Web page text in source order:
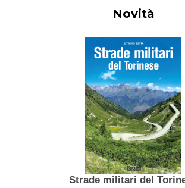
Novità
Strade militari del